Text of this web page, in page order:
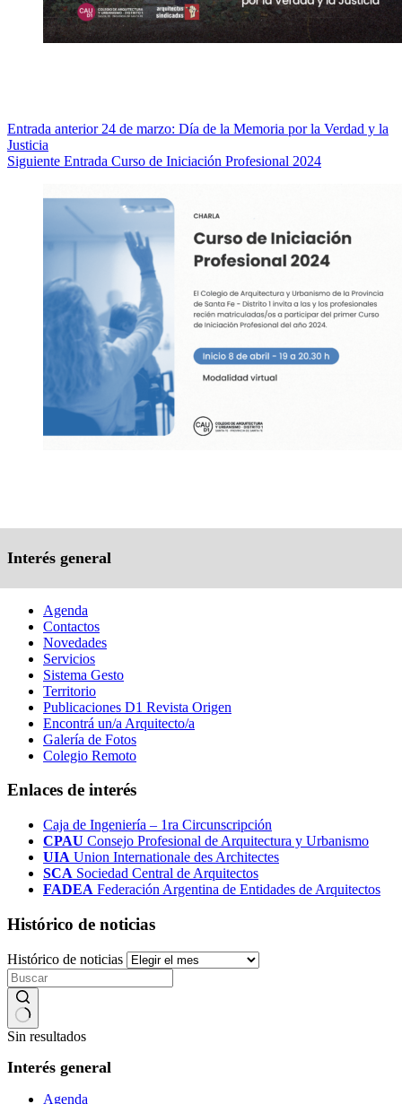
Entrada anterior 24 de marzo: Día de la Memoria por la Verdad y la
Justicia
Siguiente Entrada Curso de Iniciación Profesional 2024
Interés general
Agenda
Contactos
Novedades
Servicios
Sistema Gesto
Territorio
Publicaciones D1 Revista Origen
Encontrá un/a Arquitecto/a
Galería de Fotos
Colegio Remoto
Enlaces de interés
Caja de Ingeniería – 1ra Circunscripción
CPAU Consejo Profesional de Arquitectura y Urbanismo
UIA Union Internationale des Architectes
SCA Sociedad Central de Arquitectos
FADEA Federación Argentina de Entidades de Arquitectos
Histórico de noticias
Histórico de noticias
Sin resultados
Interés general
Agenda